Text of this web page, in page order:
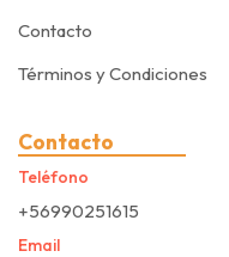
Contacto
Términos y Condiciones
Contacto
Teléfono
+56990251615
Email